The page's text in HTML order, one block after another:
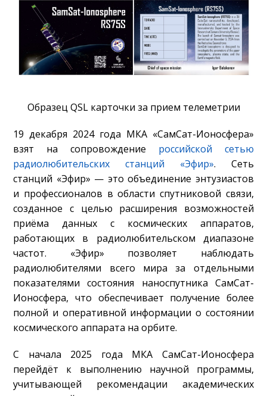
Образец QSL карточки за прием телеметрии
19 декабря 2024 года МКА «СамСат-Ионосфера»
взят на сопровождение российской сетью
радиолюбительских станций «Эфир». Сеть
станций «Эфир» — это объединение энтузиастов
и профессионалов в области спутниковой связи,
созданное с целью расширения возможностей
приёма данных с космических аппаратов,
работающих в радиолюбительском диапазоне
частот. «Эфир» позволяет наблюдать
радиолюбителями всего мира за отдельными
показателями состояния наноспутника СамСат-
Ионосфера, что обеспечивает получение более
полной и оперативной информации о состоянии
космического аппарата на орбите.
С начала 2025 года МКА СамСат-Ионосфера
перейдёт к выполнению научной программы,
учитывающей рекомендации академических